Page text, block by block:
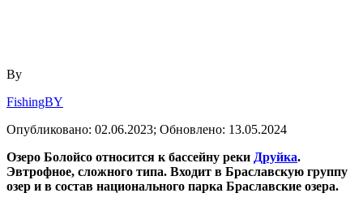
By
FishingBY
Опубликовано: 02.06.2023; Обновлено: 13.05.2024
Озеро Болойсо относится к бассейну реки Друйка.
Эвтрофное, сложного типа. Входит в Браславскую группу
озер и в состав национального парка Браславские озера.